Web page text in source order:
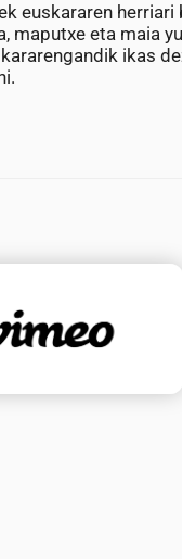
euskararen
maputxe eta maia
ikas